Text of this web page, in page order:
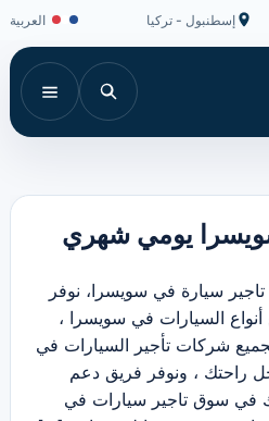
إسطنبول - تركيا العربية
يومي شهري
سيارة في سويسرا، نوفر
السيارات في سويسرا ،
شركات تأجير السيارات في
راحتك ، ونوفر فريق دعم
في سوق تاجير سيارات في